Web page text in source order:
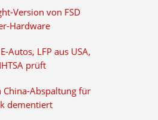
Version von FSD
Hardware
Autos, LFP aus USA,
prüft
Abspaltung für
dementiert